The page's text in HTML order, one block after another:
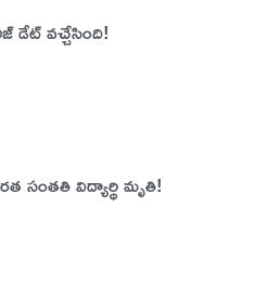
వచ్చేసింది!
సంత‌తి విద్యార్థి మృతి!